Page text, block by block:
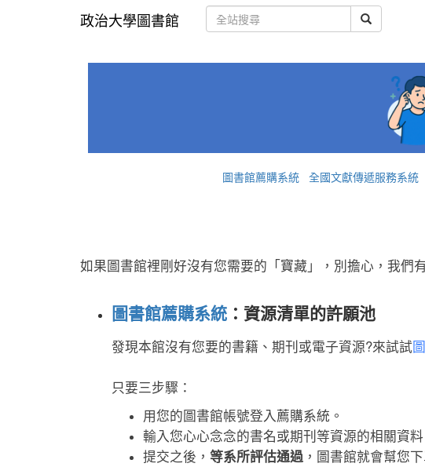
政治大學圖書館
圖書館薦購系統 全國文獻傳遞服務系統
如果圖書館裡剛好沒有您需要的「寶藏」，別擔心，我們
圖書館薦購系統 ：資源清單的許願池
發現本館沒有您要的書籍 、 期刊或電子資源?來試試
只要三步驟：
用您的圖書館帳號登入薦購系統。
輸入您心心念念的書名或期刊等資源的相關資料
提交之後， 等系所評估通過 ，圖書館就會幫您下